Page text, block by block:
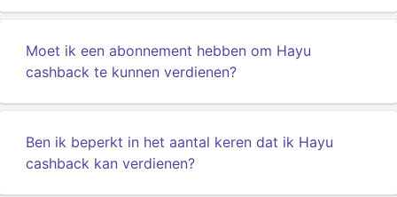
Moet ik een abonnement hebben om Hayu
cashback te kunnen verdienen?
Ben ik beperkt in het aantal keren dat ik Hayu
cashback kan verdienen?